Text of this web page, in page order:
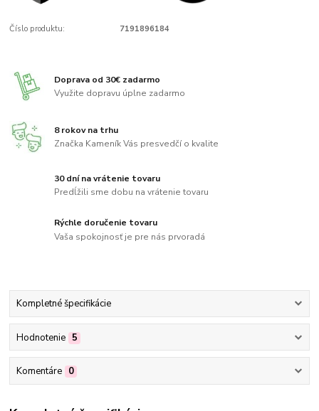
Číslo produktu: 7191896184
Doprava od 30€ zadarmo
Využite dopravu úplne zadarmo
8 rokov na trhu
Značka Kameník Vás presvedčí o kvalite
30 dní na vrátenie tovaru
Predĺžili sme dobu na vrátenie tovaru
Rýchle doručenie tovaru
Vaša spokojnosť je pre nás prvoradá
Kompletné špecifikácie
Hodnotenie 5
Komentáre 0